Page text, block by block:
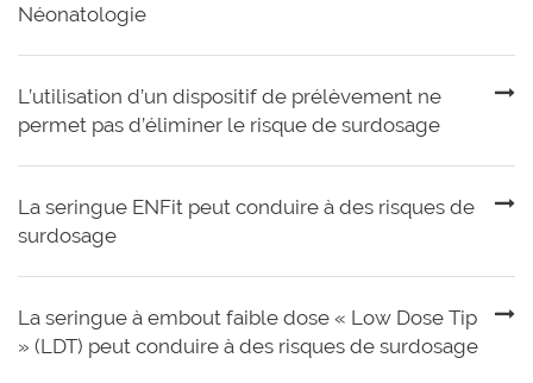
Néonatologie
L’utilisation d’un dispositif de prélèvement ne
permet pas d’éliminer le risque de surdosage
La seringue ENFit peut conduire à des risques de
surdosage
La seringue à embout faible dose « Low Dose Tip
» (LDT) peut conduire à des risques de surdosage